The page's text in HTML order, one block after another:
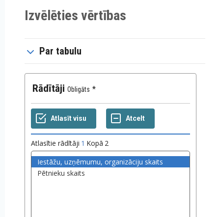
Izvēlēties vērtības
Par tabulu
Rādītāji Obligāts
Atlasītie rādītāji 1 Kopā 2